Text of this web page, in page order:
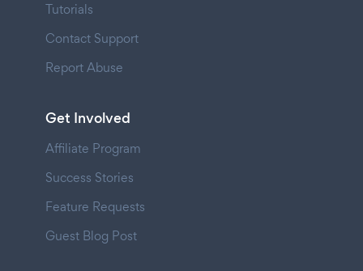
Tutorials
Contact Support
Report Abuse
Get Involved
Affiliate Program
Success Stories
Feature Requests
Guest Blog Post